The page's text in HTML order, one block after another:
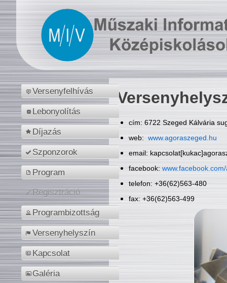
Versenyfelhívás
Lebonyolítás
Díjazás
Szponzorok
Program
Regisztráció
Programbizottság
Versenyhelyszín
Kapcsolat
Galéria
cím: 6722 Szeged Kálvária
web: www.agoraszeged.hu
email:
facebook:
telefon: +36(62)563-480
fax: +36(62)563-499